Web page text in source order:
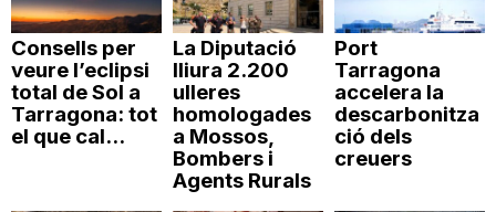
Consells per
veure l’eclipsi
total de Sol a
Tarragona: tot
el que cal...
La Diputació
lliura 2.200
ulleres
homologades
a Mossos,
Bombers i
Agents Rurals
Port
Tarragona
accelera la
descarbonitza
ció dels
creuers